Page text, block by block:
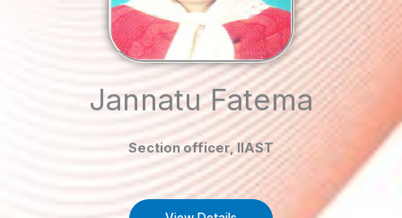
Jannatu Fatema
Section officer, IIAST